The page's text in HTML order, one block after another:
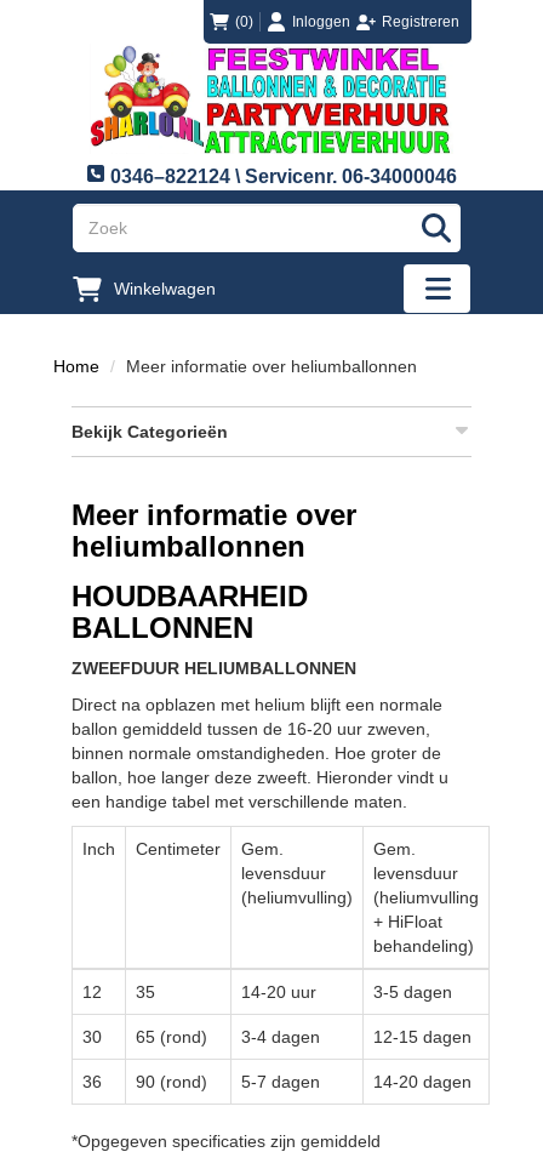
(0) loginInloggen
registreren Registreren
0346–822124 \ Servicenr. 06-34000046
"Zoeken
Winkelwagen
"Toggle
Home Meer informatie over heliumballonnen
Bekijk Categorieën
Meer informatie over
heliumballonnen
HOUDBAARHEID
BALLONNEN
ZWEEFDUUR HELIUMBALLONNEN
Direct na opblazen met helium blijft een normale
ballon gemiddeld tussen de 16-20 uur zweven,
binnen normale omstandigheden. Hoe groter de
ballon, hoe langer deze zweeft. Hieronder vindt u
een handige tabel met verschillende maten.
Inch Centimeter
Gem.
levensduur
(heliumvulling)
Gem.
levensduur
(heliumvulling
+ HiFloat
behandeling)
12 35 14-20 uur 3-5 dagen
30 65 (rond) 3-4 dagen 12-15 dagen
36 90 (rond) 5-7 dagen 14-20 dagen
*Opgegeven specificaties zijn gemiddeld